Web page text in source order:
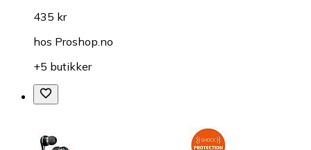
435 kr
hos Proshop.no
+5 butikker